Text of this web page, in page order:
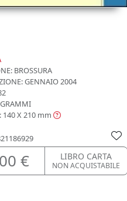
BROSSURA
GENNAIO 2004
140 X 210 mm
€ LIBRO CARTA
NON ACQUISTABILE